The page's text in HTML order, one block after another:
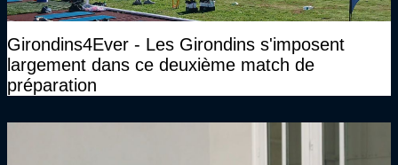
Girondins4Ever - Les Girondins s'imposent
largement dans ce deuxième match de
préparation